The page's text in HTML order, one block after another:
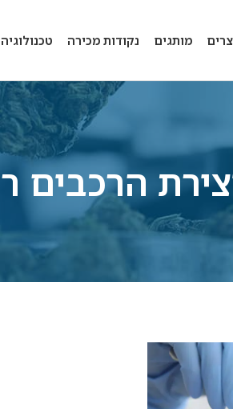
מותגים נקודות מכירה טכנולוגיה
הרכבים